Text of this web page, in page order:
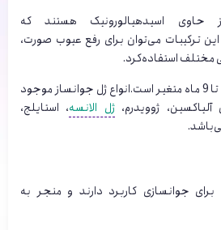
حاوی اسیدهیالورونیک هستند که
ترکیبات می‌توان برای رفع ‌عیوب صورت،
مختلف استفاده‌کرد.
ماندگاری ژل‌ها اغلب بین 6 تا 9 ماه متغیر است.انواع ژل جوانساز موجود
آلیاکسین، ژوویدرم،ژل الانسه، استایلج،
جوانسازی کاربرد دارند و منجر به